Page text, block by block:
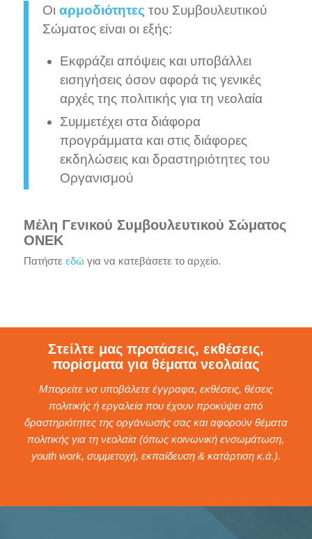
Οι αρμοδιότητες του Συμβουλευτικού
Σώματος είναι οι εξής:
Εκφράζει απόψεις και υποβάλλει
εισηγήσεις όσον αφορά τις γενικές
αρχές της πολιτικής για τη νεολαία
Συμμετέχει στα διάφορα
προγράμματα και στις διάφορες
εκδηλώσεις και δραστηριότητες του
Οργανισμού
Μέλη Γενικού Συμβουλευτικού Σώματος
ΟΝΕΚ
Πατήστε εδώ για να κατεβάσετε το αρχείο.
Στείλτε μας προτάσεις, εκθέσεις,
πορίσματα για θέματα νεολαίας
Μπορείτε να υποβάλετε έγγραφα, εκθέσεις, θέσεις
πολιτικής ή εργαλεία που έχουν προκύψει από
δραστηριότητες της οργάνωσής σας και αφορούν θέματα
πολιτικής για τη νεολαία (όπως κοινωνική ενσωμάτωση,
youth work, συμμετοχή, εκπαίδευση & κατάρτιση κ.ά.).